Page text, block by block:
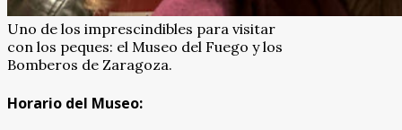
Uno de los imprescindibles para visitar
con los peques: el Museo del Fuego y los
Bomberos de Zaragoza.
Horario del Museo: